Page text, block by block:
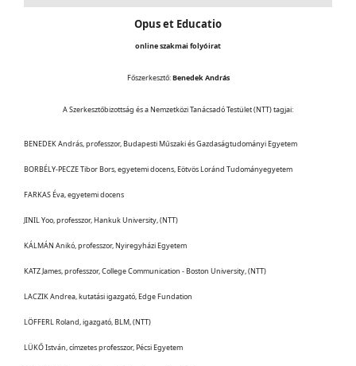
Opus et Educatio
online szakmai folyóirat
Főszerkesztő:Benedek András
A Szerkesztőbizottság és a Nemzetközi Tanácsadó Testület (NTT) tagjai:
BENEDEK András, professzor, Budapesti Műszaki és Gazdaságtudományi Egyetem
BORBÉLY-PECZE Tibor Bors, egyetemi docens, Eötvös Loránd Tudományegyetem
FARKAS Éva, egyetemi docens
JINIL Yoo, professzor, Hankuk University, (NTT)
KÁLMÁN Anikó, professzor, Nyiregyházi Egyetem
KATZ James, professzor, College Communication - Boston University, (NTT)
LACZIK Andrea, kutatási igazgató, Edge Fundation
LÖFFERL Roland, igazgató, BLM, (NTT)
LÜKŐ István, címzetes professzor, Pécsi Egyetem